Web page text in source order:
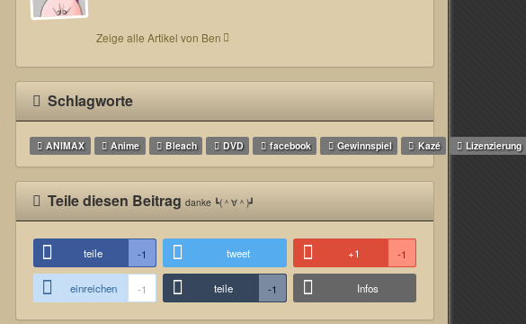
Zeige alle Artikel von Ben
Schlagworte
ANIMAX Anime Bleach DVD facebook Gewinnspiel Kazé Lizenzierung
Teile diesen Beitragdanke ┗(＾∀＾)┛
teile -1 tweet +1 -1
einreichen -1 teile -1 Infos